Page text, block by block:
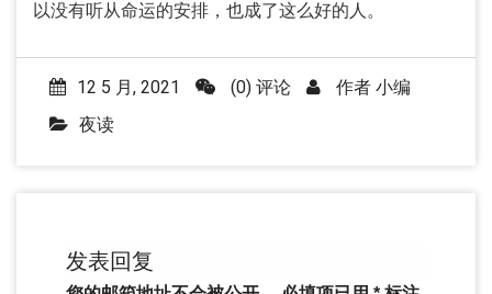
以没有听从命运的安排，也成了这么好的人。
12 5 月, 2021 (0) 评论 作者 小编
夜读
发表回复